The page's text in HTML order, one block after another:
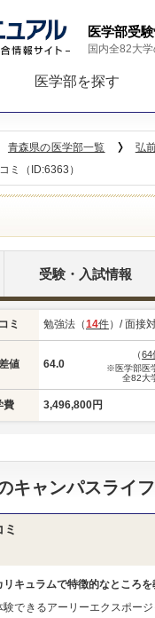
医学部受
国内全82大
医学部を探す
青森県の医学部一覧 弘
ミ（ID:6363）
受験・入試情報
ミ 勉強法（14件）/ 面接
値 64.0
（64
※医学部医
全82大
費 3,496,800円
キャンパスライ
キュラムで特徴的なところを
できるアーリーエクスポー